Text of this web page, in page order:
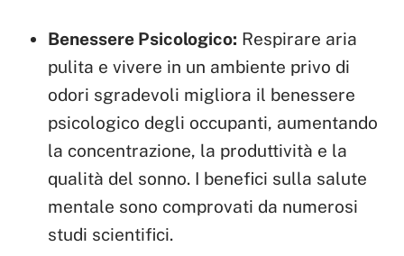
Benessere Psicologico: Respirare aria
pulita e vivere in un ambiente privo di
odori sgradevoli migliora il benessere
psicologico degli occupanti, aumentando
la concentrazione, la produttività e la
qualità del sonno. I benefici sulla salute
mentale sono comprovati da numerosi
studi scientifici.